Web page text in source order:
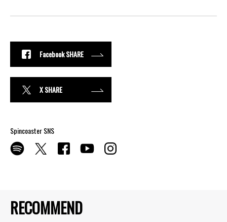
RECOMMEND
Facebook SHARE
X SHARE
Spincoaster SNS